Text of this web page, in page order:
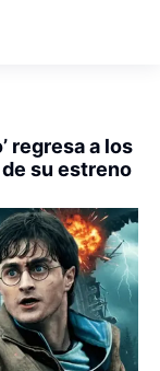
regresa a los
su estreno